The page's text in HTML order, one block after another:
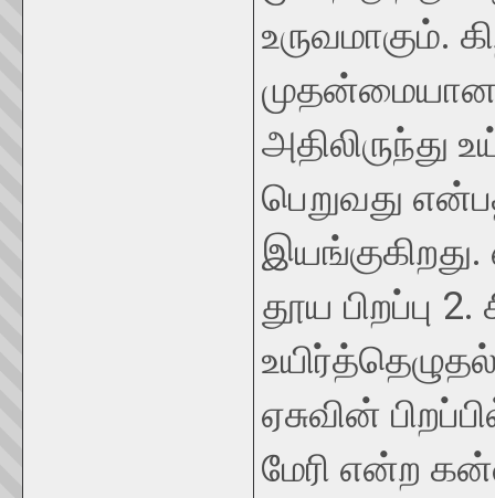
உருவமாகும்.
முதன்மையான
அதிலிருந்து
பெறுவது
இயங்குகிறது.
தூய பிறப்பு
உயிர்த்தெழுதல்
ஏசுவின்
மேரி என்ற